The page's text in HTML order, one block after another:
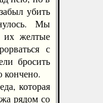
убить
Мы
их желтые
с
бросить
кончено.
которая
рядом со